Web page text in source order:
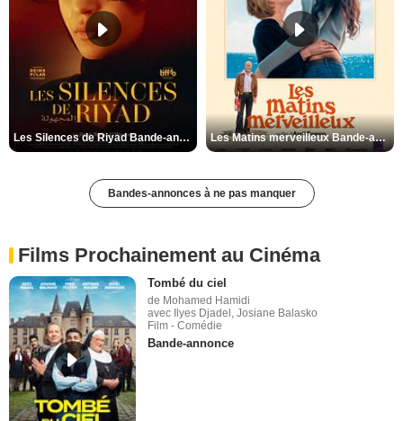
Les Silences de Riyad Bande-annonce VO STFR Les Matins merveilleux Bande-annonce VF
Bandes-annonces à ne pas manquer
Films Prochainement au Cinéma
Tombé du ciel
de Mohamed Hamidi
avec Ilyes Djadel, Josiane Balasko
Film - Comédie
Bande-annonce